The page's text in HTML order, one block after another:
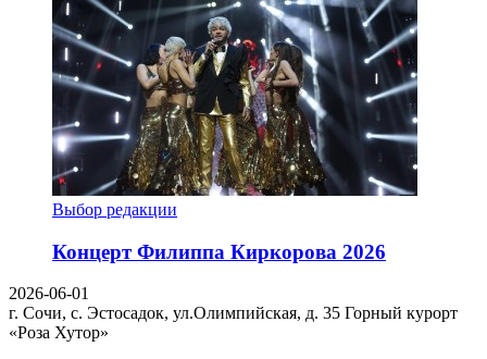
Выбор редакции
Концерт Филиппа Киркорова 2026
2026-06-01
г. Сочи, с. Эстосадок, ул.Олимпийская, д. 35 Горный курорт
«Роза Хутор»